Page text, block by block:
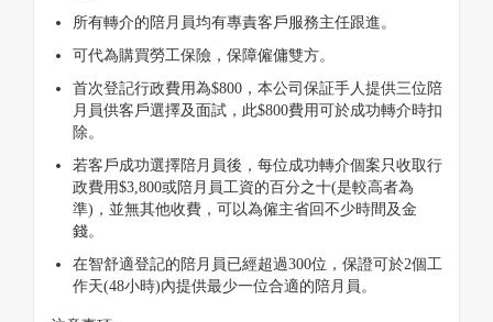
所有轉介的陪月員均有專責客戶服務主任跟進。
可代為購買勞工保險，保障僱傭雙方。
首次登記行政費用為$800，本公司保証手人提供三位陪
月員供客戶選擇及面試，此$800費用可於成功轉介時扣
除。
若客戶成功選擇陪月員後，每位成功轉介個案只收取行
政費用$3,800或陪月員工資的百分之十(是較高者為
準)，並無其他收費，可以為僱主省回不少時間及金
錢。
在智舒適登記的陪月員已經超過300位，保證可於2個工
作天(48小時)內提供最少一位合適的陪月員。